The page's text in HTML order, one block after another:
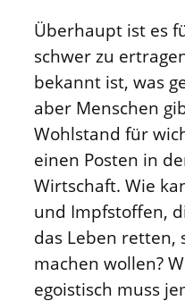
Überhaupt ist es
schwer zu
bekannt ist, was
aber Menschen
Wohlstand für
einen Posten in
Wirtschaft. Wie
und Impfstoffen,
das Leben retten,
machen wollen?
egoistisch muss